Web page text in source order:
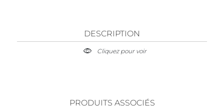
DESCRIPTION
Cliquez pour voir
PRODUITS ASSOCIÉS